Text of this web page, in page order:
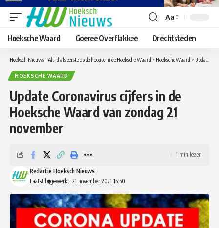
Lettergrootte
aanpassen
Aa
Hoeksche Waard Goeree Overflakkee Drechtsteden
Hoeksch Nieuws – Altijd als eerste op de hoogte in de Hoeksche Waard > Hoeksche Waard > Update Coronavirus cijfers in de Hoeksche Waard van zondag 21 november
HOEKSCHE WAARD
Update Coronavirus cijfers in de
Hoeksche Waard van zondag 21
november
Laatst bijgewerkt: 21 november 2021 15:50
Redactie Hoeksch Nieuws
1 min lezen